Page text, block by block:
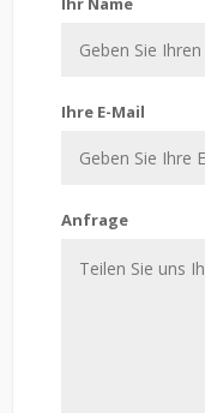
Ihre E-Mail
Anfrage